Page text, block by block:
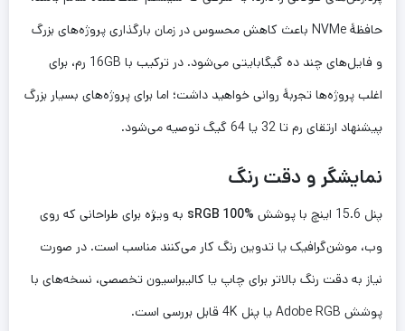
حافظهٔ NVMe باعث کاهش محسوس در زمان بارگذاری پروژه‌های بزرگ
و فایل‌های چند ده گیگابایتی می‌شود. در ترکیب با 16GB رم، برای
اغلب پروژه‌ها تجربهٔ روانی خواهید داشت؛ اما برای پروژه‌های بسیار بزرگ
پیشنهاد ارتقای رم تا 32 یا 64 گیگ توصیه می‌شود.
نمایشگر و دقت رنگ
پنل 15.6 اینچ با پوشش sRGB 100% به ویژه برای طراحانی که روی
وب، موشن‌گرافیک یا تدوین رنگ کار می‌کنند مناسب است. در صورت
نیاز به دقت رنگ بالاتر برای چاپ یا کالیبراسیون تخصصی، نسخه‌های با
پوشش Adobe RGB یا پنل 4K قابل بررسی است.